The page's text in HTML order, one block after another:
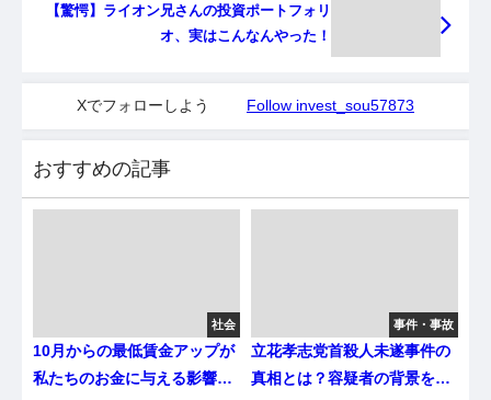
【驚愕】ライオン兄さんの投資ポートフォリ
オ、実はこんなんやった！
Xでフォローしよう Follow invest_sou57873
おすすめの記事
社会
10月からの最低賃金アップが
私たちのお金に与える影響と
事件・事故
立花孝志党首殺人未遂事件の
真相とは？容疑者の背景を探